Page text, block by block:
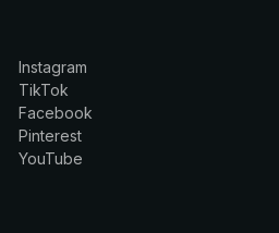
Instagram
TikTok
Facebook
Pinterest
YouTube